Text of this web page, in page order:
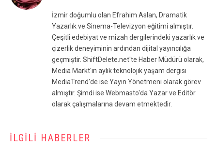
İzmir doğumlu olan Efrahim Aslan, Dramatik
Yazarlık ve Sinema-Televizyon eğitimi almıştır.
Çeşitli edebiyat ve mizah dergilerindeki yazarlık ve
çizerlik deneyiminin ardından dijital yayıncılığa
geçmiştir. ShiftDelete.net'te Haber Müdürü olarak,
Media Markt'ın aylık teknolojik yaşam dergisi
MediaTrend'de ise Yayın Yönetmeni olarak görev
almıştır. Şimdi ise Webmasto'da Yazar ve Editör
olarak çalışmalarına devam etmektedir.
İLGILI HABERLER